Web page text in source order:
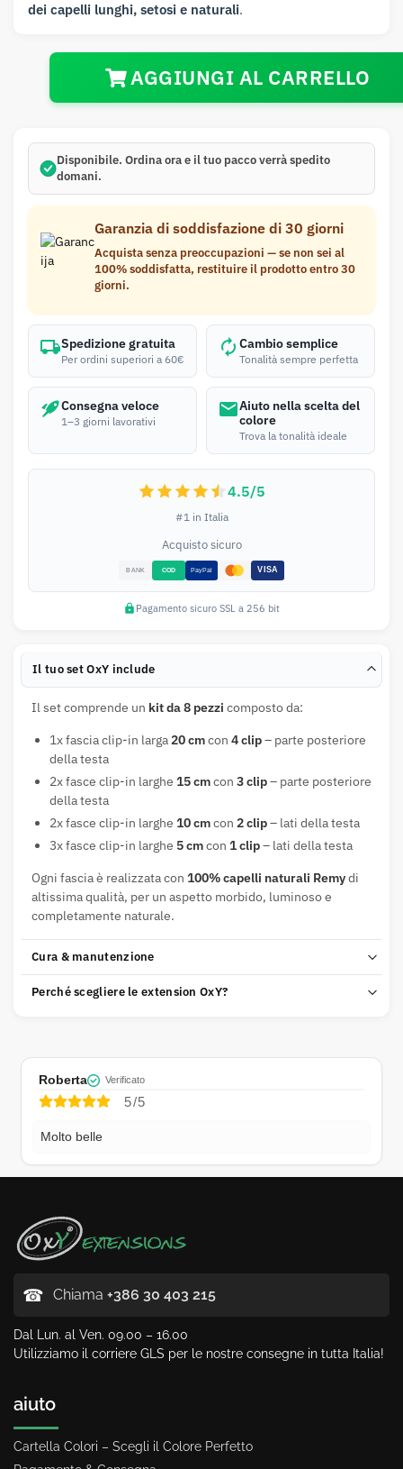
dei capelli lunghi, setosi e naturali.
AGGIUNGI AL CARRELLO
Disponibile. Ordina ora e il tuo pacco verrà spedito
domani.
Garanzia di soddisfazione di 30 giorni
Acquista senza preoccupazioni — se non sei al
100% soddisfatta, restituire il prodotto entro 30
giorni.
Spedizione gratuita
Per ordini superiori a 60€
Cambio semplice
Tonalità sempre perfetta
Consegna veloce
1–3 giorni lavorativi
Aiuto nella scelta del
colore
Trova la tonalità ideale
4.5/5
#1 in Italia
Acquisto sicuro
Pagamento sicuro SSL a 256 bit
Il tuo set OxY include
Il set comprende un kit da 8 pezzi composto da:
1x fascia clip-in larga 20 cmcon 4 clip– parte posteriore
della testa
2x fasce clip-in larghe 15 cmcon 3 clip– parte posteriore
della testa
2x fasce clip-in larghe 10 cmcon 2 clip– lati della testa
3x fasce clip-in larghe 5 cmcon 1 clip– lati della testa
Ogni fascia è realizzata con 100% capelli naturali Remydi
altissima qualità, per un aspetto morbido, luminoso e
completamente naturale.
Cura & manutenzione
Perché scegliere le extension OxY?
Roberta Verificato
5/5
Molto belle
☎ Chiama +386 30 403 215
Dal Lun. al Ven. 09.00 – 16.00
Utilizziamo il corriere GLS per le nostre consegne in tutta Italia!
aiuto
Cartella Colori – Scegli il Colore Perfetto